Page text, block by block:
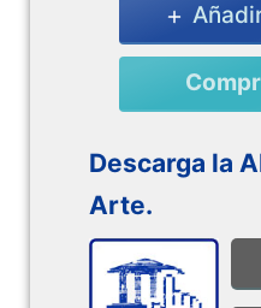
Descarga la
Arte.